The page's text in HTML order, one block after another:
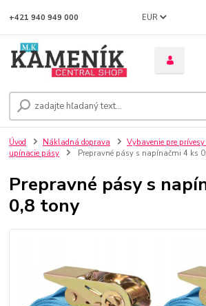
EUR
+421 940 949 000
Úvod Nákladná doprava Vybavenie pre
upínacie pásy
Prepravné pásy s napínačmi 4 ks
Prepravné pásy s
0,8 tony